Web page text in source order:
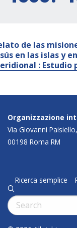
de las
en las islas y
: Estudio
Organizzazione
Via Giovanni
00198 Roma RM
Ricerca semplice
q
Cerca: